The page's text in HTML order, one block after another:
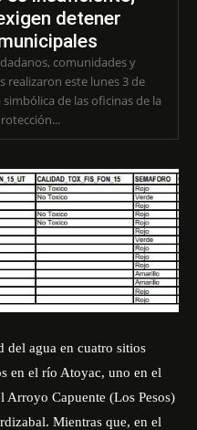
detener
comunidades y
realizaron este lunes 3 de
de las oficinas de la
del agua en cuatro sitios
en el río Atoyac, uno en el
Capuente (Los Pesos)
Mientras que, en el